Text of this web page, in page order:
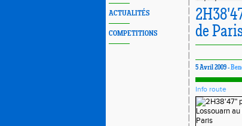
ACTUALITÉS
COMPETITIONS
de
5 Avril 2009 -
Info route